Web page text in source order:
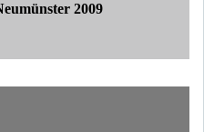
2009